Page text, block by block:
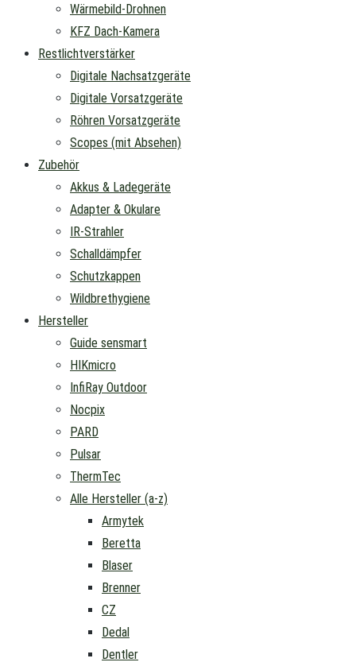
Wärmebild-Drohnen
KFZ Dach-Kamera
Restlichtverstärker
Digitale Nachsatzgeräte
Digitale Vorsatzgeräte
Röhren Vorsatzgeräte
Scopes (mit Absehen)
Zubehör
Akkus & Ladegeräte
Adapter & Okulare
IR-Strahler
Schalldämpfer
Schutzkappen
Wildbrethygiene
Hersteller
Guide sensmart
HIKmicro
InfiRay Outdoor
Nocpix
PARD
Pulsar
ThermTec
Alle Hersteller (a-z)
Armytek
Beretta
Blaser
Brenner
CZ
Dedal
Dentler